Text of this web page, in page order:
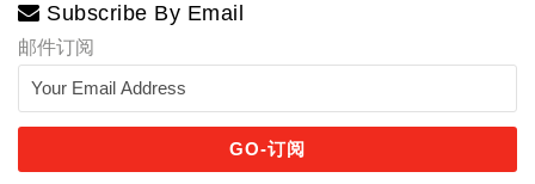
Subscribe By Email
邮件订阅